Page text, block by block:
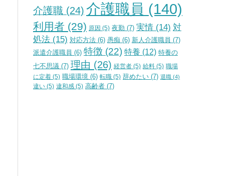
介護職 (24) 介護職員 (140)
利用者 (29) 原因 (5) 夜勤 (7) 実情 (14) 対
処法 (15) 対応方法 (6) 愚痴 (6) 新人介護職員 (7)
派遣介護職員 (6) 特徴 (22) 特養 (12) 特養の
七不思議 (7) 理由 (26) 経営者 (5) 給料 (5) 職場
に定着 (5) 職場環境 (6) 転職 (5) 辞めたい (7) 退職 (4)
違い (5) 違和感 (5) 高齢者 (7)